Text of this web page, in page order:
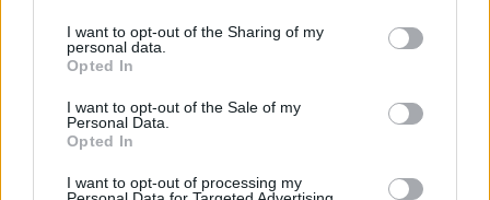
I want to opt-out of the Sharing of my
personal data.
Opted In
I want to opt-out of the Sale of my
Personal Data.
Opted In
I want to opt-out of processing my